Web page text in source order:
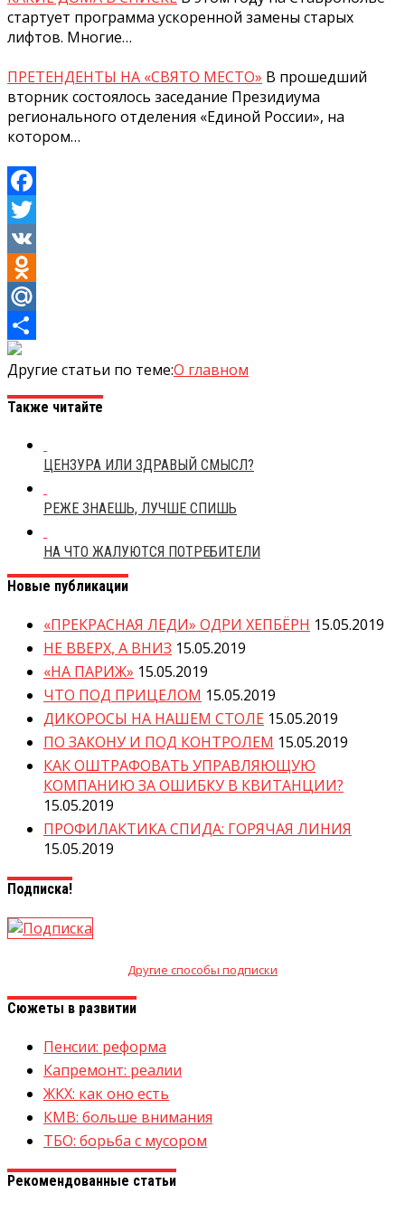
стартует программа ускоренной замены старых
лифтов. Многие…
ПРЕТЕНДЕНТЫ НА «СВЯТО МЕСТО» В прошедший
вторник состоялось заседание Президиума
регионального отделения «Единой России», на
котором…
Facebook
Twitter
VK
Odnoklassniki
Mail.Ru
Отправить
Другие статьи по теме:О главном
Также читайте
ЦЕНЗУРА ИЛИ ЗДРАВЫЙ СМЫСЛ?
РЕЖЕ ЗНАЕШЬ, ЛУЧШЕ СПИШЬ
НА ЧТО ЖАЛУЮТСЯ ПОТРЕБИТЕЛИ
Новые публикации
«ПРЕКРАСНАЯ ЛЕДИ» ОДРИ ХЕПБЁРН 15.05.2019
НЕ ВВЕРХ, А ВНИЗ 15.05.2019
«НА ПАРИЖ» 15.05.2019
ЧТО ПОД ПРИЦЕЛОМ 15.05.2019
ДИКОРОСЫ НА НАШЕМ СТОЛЕ 15.05.2019
ПО ЗАКОНУ И ПОД КОНТРОЛЕМ 15.05.2019
КАК ОШТРАФОВАТЬ УПРАВЛЯЮЩУЮ
КОМПАНИЮ ЗА ОШИБКУ В КВИТАНЦИИ?
15.05.2019
ПРОФИЛАКТИКА СПИДА: ГОРЯЧАЯ ЛИНИЯ
15.05.2019
Подписка!
Другие способы подписки
Сюжеты в развитии
Пенсии: реформа
Капремонт: реалии
ЖКХ: как оно есть
КМВ: больше внимания
ТБО: борьба с мусором
Рекомендованные статьи